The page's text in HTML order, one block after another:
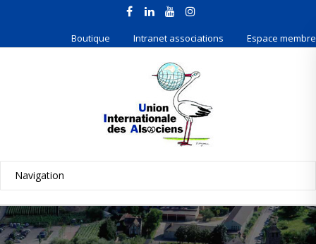
Boutique Intranet associations Espace membre